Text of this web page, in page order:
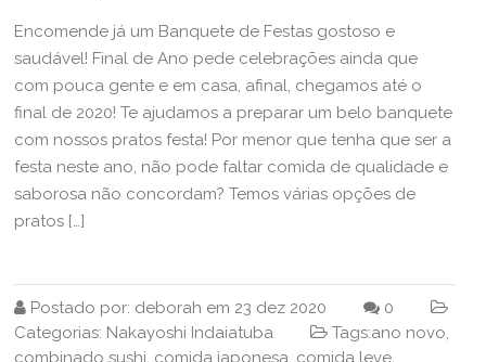
Encomende já um Banquete de Festas gostoso e
saudável! Final de Ano pede celebrações ainda que
com pouca gente e em casa, afinal, chegamos até o
final de 2020! Te ajudamos a preparar um belo banquete
com nossos pratos festa! Por menor que tenha que ser a
festa neste ano, não pode faltar comida de qualidade e
saborosa não concordam? Temos várias opções de
pratos […]
Postado por: deborah em 23 dez 2020
0
Categorias: Nakayoshi Indaiatuba Tags:ano novo,
combinado sushi, comida japonesa, comida leve,